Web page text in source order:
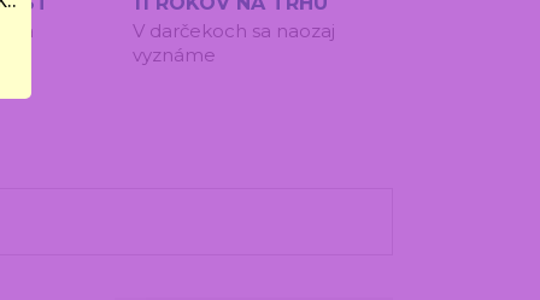
na
V darčekoch sa naozaj
vyznáme